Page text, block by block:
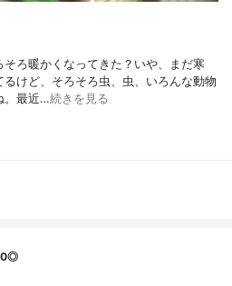
ろ暖かくなってきた？いや、まだ寒
けど、そろそろ虫、虫、いろんな動物
。最近…続きを見る